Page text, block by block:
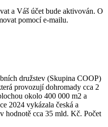
a Váš účet bude aktivován. O
pomocí e-mailu.
družstev (Skupina COOP)
provozují dohromady cca 2
okolo 400 000 m2 a
2024 vykázala česká a
hodnotě cca 35 mld. Kč. Počet